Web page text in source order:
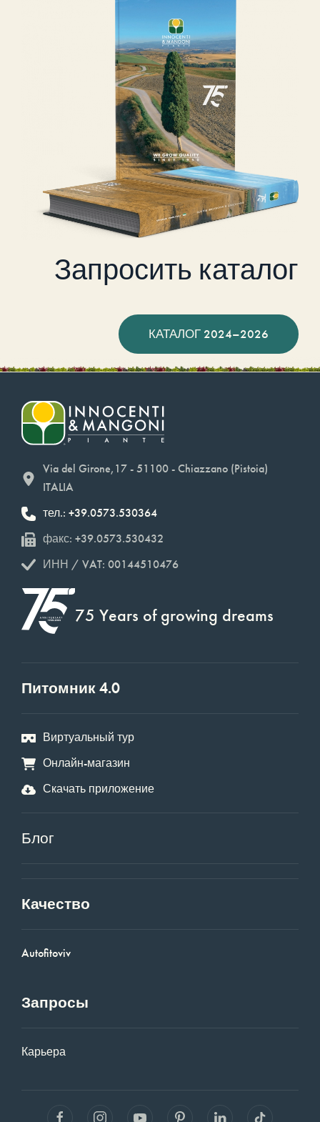
Запросить каталог
КАТАЛОГ 2024–2026
Via del Girone,17 - 51100 - Chiazzano (Pistoia)
ITALIA
тел.: +39.0573.530364
факс: +39.0573.530432
ИНН / VAT: 00144510476
75 Years of growing dreams
Питомник 4.0
Виртуальный тур
Онлайн-магазин
Скачать приложение
Блог
Качество
Autofitoviv
Запросы
Карьера